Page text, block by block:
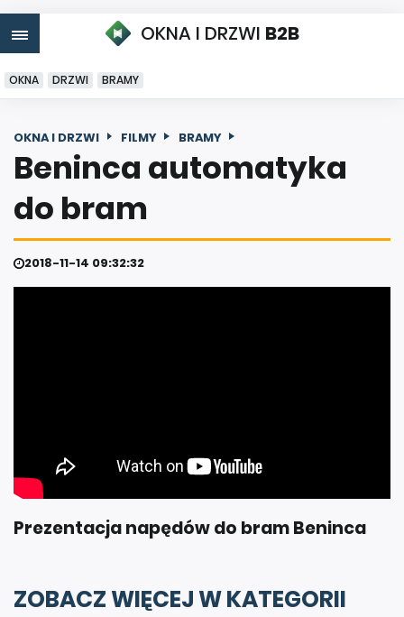
OKNA I DRZWI B2B
OKNA DRZWI BRAMY
OKNA I DRZWI FILMY BRAMY
Beninca automatyka
do bram
2018-11-14 09:32:32
Prezentacja napędów do bram Beninca
ZOBACZ WIĘCEJ W KATEGORII